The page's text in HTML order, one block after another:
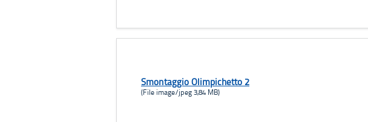
Smontaggio Olimpichetto 2
(File image/jpeg 3,84 MB)